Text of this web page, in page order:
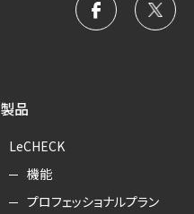
製品
LeCHECK
機能
プロフェッショナルプラン